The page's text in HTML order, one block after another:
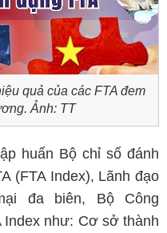
quả của các FTA đem
Ảnh: TT
huấn Bộ chỉ số đánh
(FTA Index), Lãnh đạo
đa biên, Bộ Công
như: Cơ sở thành